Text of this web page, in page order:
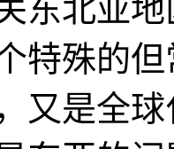
东北亚
特殊的
又是全